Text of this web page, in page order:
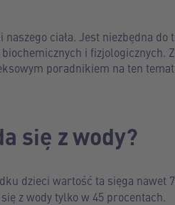
ciała. Jest niezbędna
i fizjologicznych.
poradnikiem na ten
się z wody?
dzieci wartość ta sięga nawet
z wody tylko w 45 procentach.